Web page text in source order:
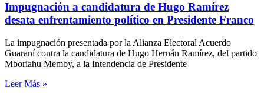
Impugnación a candidatura de Hugo Ramírez
desata enfrentamiento político en Presidente Franco
La impugnación presentada por la Alianza Electoral Acuerdo
Guaraní contra la candidatura de Hugo Hernán Ramírez, del partido
Mboriahu Memby, a la Intendencia de Presidente
Leer Más »